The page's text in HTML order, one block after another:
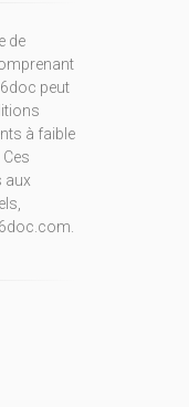
de
peut
à faible
aux